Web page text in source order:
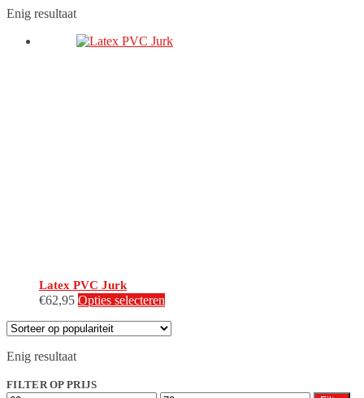
Enig resultaat
Latex PVC Jurk
€62,95 Opties selecteren
heeft
Enig resultaat
FILTER OP PRIJS